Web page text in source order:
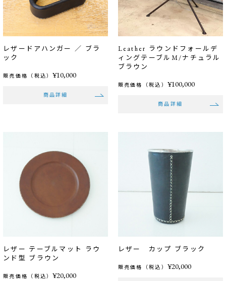
レザードアハンガー ／ ブラ
ック
販売価格（税込）¥10,000
商品詳細
Leather ラウンドフォールデ
ィングテーブルM/ナチュラル
ブラウン
販売価格（税込） ¥100,000
商品詳細
レザー テーブルマット ラウ
ンド型 ブラウン
販売価格（税込） ¥20,000
レザー カップ ブラック
販売価格（税込） ¥20,000